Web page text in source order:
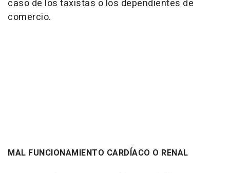
caso de los taxistas o los dependientes de
comercio.
MAL FUNCIONAMIENTO CARDÍACO O RENAL